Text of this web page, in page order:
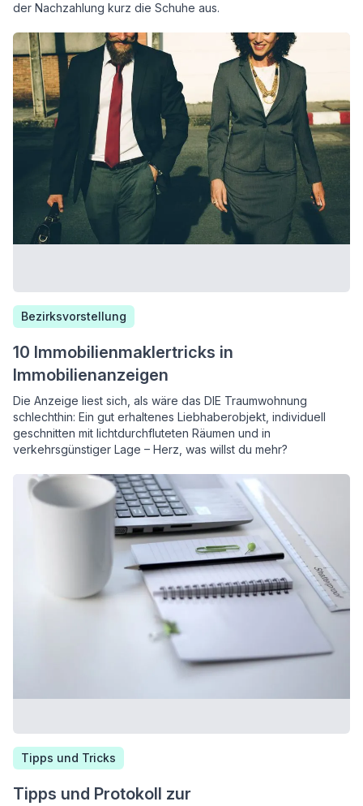
der Nachzahlung kurz die Schuhe aus.
Bezirksvorstellung
10 Immobilienmaklertricks in
Immobilienanzeigen
Die Anzeige liest sich, als wäre das DIE Traumwohnung
schlechthin: Ein gut erhaltenes Liebhaberobjekt, individuell
geschnitten mit lichtdurchfluteten Räumen und in
verkehrsgünstiger Lage – Herz, was willst du mehr?
Tipps und Tricks
Tipps und Protokoll zur